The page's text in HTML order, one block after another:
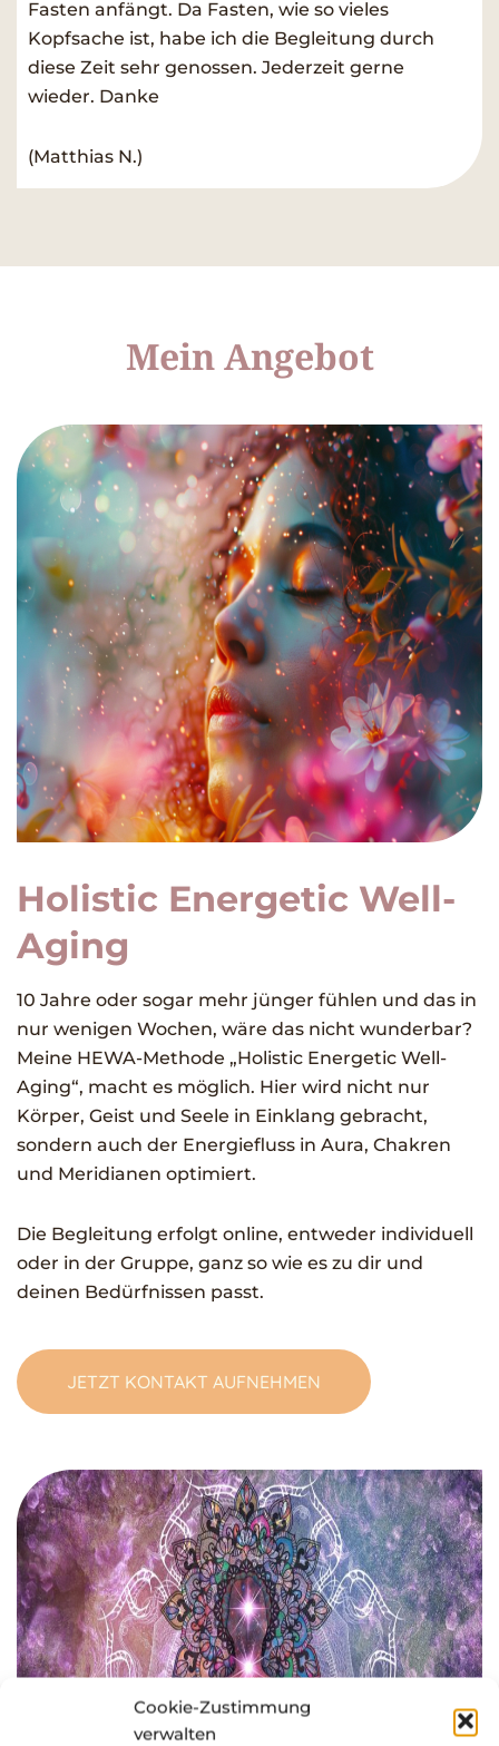
Cookie-Zustimmung
verwalten
Fasten anfängt. Da Fasten, wie so vieles
Kopfsache ist, habe ich die Begleitung durch
diese Zeit sehr genossen. Jederzeit gerne
wieder. Danke
(Matthias N.)
Mein Angebot
Holistic Energetic Well-
Aging
10 Jahre oder sogar mehr jünger fühlen und das in
nur wenigen Wochen, wäre das nicht wunderbar?
Meine HEWA-Methode „Holistic Energetic Well-
Aging“, macht es möglich. Hier wird nicht nur
Körper, Geist und Seele in Einklang gebracht,
sondern auch der Energiefluss in Aura, Chakren
und Meridianen optimiert.
Die Begleitung erfolgt online, entweder individuell
oder in der Gruppe, ganz so wie es zu dir und
deinen Bedürfnissen passt.
JETZT KONTAKT AUFNEHMEN